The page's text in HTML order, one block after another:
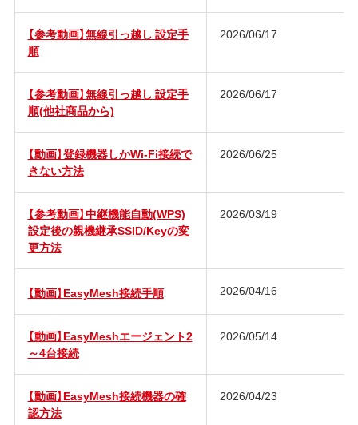
【参考動画】無線引っ越し 設定手
順
2026/06/17
【参考動画】無線引っ越し 設定手
順(他社商品から)
2026/06/17
【動画】登録機器しかWi-Fi接続で
きない方法
2026/06/25
【参考動画】中継機能自動(WPS)
設定後の親機継承SSID/Keyの変
更方法
2026/03/19
【動画】EasyMesh接続手順 2026/04/16
【動画】EasyMeshエージェント2
～4台接続
2026/05/14
【動画】EasyMesh接続機器の確
認方法
2026/04/23